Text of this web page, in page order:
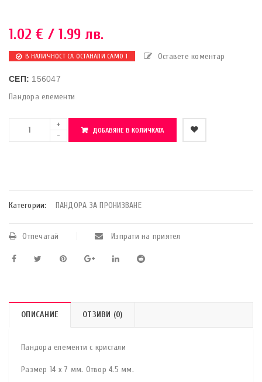
1.02€ / 1.99 лв.
В НАЛИЧНОСТ СА ОСТАНАЛИ САМО 1 Оставете коментар
СЕП: 156047
Пандора елементи
ДОБАВЯНЕ В КОЛИЧКАТА
Категории: ПАНДОРА ЗА ПРОНИЗВАНЕ
Отпечатай Изпрати на приятел
ОПИСАНИЕ ОТЗИВИ (0)
Пандора елементи с кристали
Размер 14 x 7 мм. Отвор 4.5 мм.